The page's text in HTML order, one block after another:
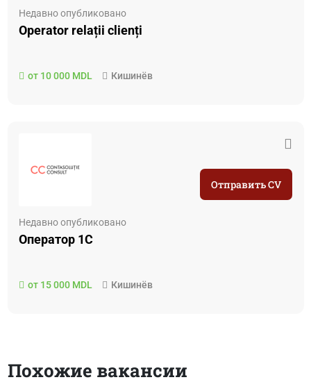
Недавно опубликовано
Operator relații clienți
от 10 000 MDL Кишинёв
Недавно опубликовано
Оператор 1С
от 15 000 MDL Кишинёв
Отправить CV
Похожие вакансии